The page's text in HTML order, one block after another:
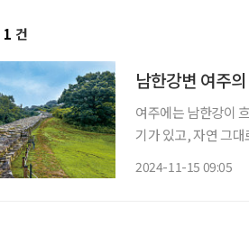
1 건
남한강변 여주
여주에는 남한강이
기가 있고, 자연 그
2024-11-15 09:05